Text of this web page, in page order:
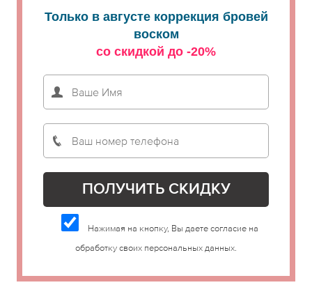
Только в августе коррекция бровей
воском
со скидкой до -20%
Нажимая на кнопку, Вы даете согласие на
обработку своих персональных данных.